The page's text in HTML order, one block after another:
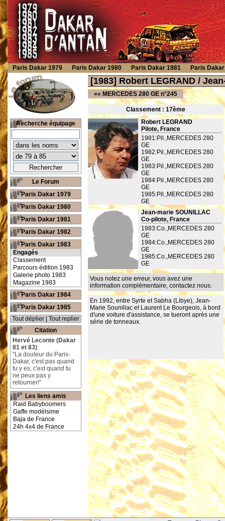
[1983] Robert LEGRAND /
«« MERCEDES 280 GE n°245
Classement : 17ème
Robert LEGRAND
Pilote, France
1981:Pil.,MERCEDES 280
GE
1982:Pil.,MERCEDES 280
GE
1983:Pil.,MERCEDES 280
GE
1984:Pil.,MERCEDES 280
GE
1985:Pil.,MERCEDES 280
GE
Jean-marie SOUNILLAC
Co-pilote, France
1983:Co.,MERCEDES 280
GE
1984:Co.,MERCEDES 280
GE
1985:Co.,MERCEDES 280
GE
Vous notez une erreur, vous avez une
information complémentaire, contactez nous.
En 1992, entre Syrte et Sabha (Libye), Jean-
Marie Sounillac et Laurent Le Bourgeois, à bord
d'une voiture d'assistance, se tueront après une
série de tonneaux.
Recherche équipage
Le Forum
Paris Dakar 1979
Paris Dakar 1980
Paris Dakar 1981
Paris Dakar 1982
Paris Dakar 1983
Engagés
Classement
Parcours édition 1983
Galerie photo 1983
Magazine 1983
Paris Dakar 1984
Paris Dakar 1985
Tout déplier
Tout replier
Citation
Hervé Leconte (Dakar
81 et 83):
"La douleur du Paris-
Dakar, c'est pas quand
tu y es, c'est quand tu
ne peux pas y
retourner!"
Les liens amis
Raid Babyboomers
Gaffe modélsime
Baja de France
24h 4x4 de France
Paris Dakar 1979 Paris Dakar 1980 Paris Dakar 1981 Paris